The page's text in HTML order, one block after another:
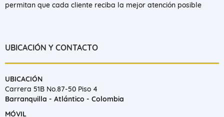
permitan que cada cliente reciba la mejor atención posible
UBICACIÓN Y CONTACTO
UBICACIÓN
Carrera 51B No.87-50 Piso 4
Barranquilla - Atlántico - Colombia
MÓVIL